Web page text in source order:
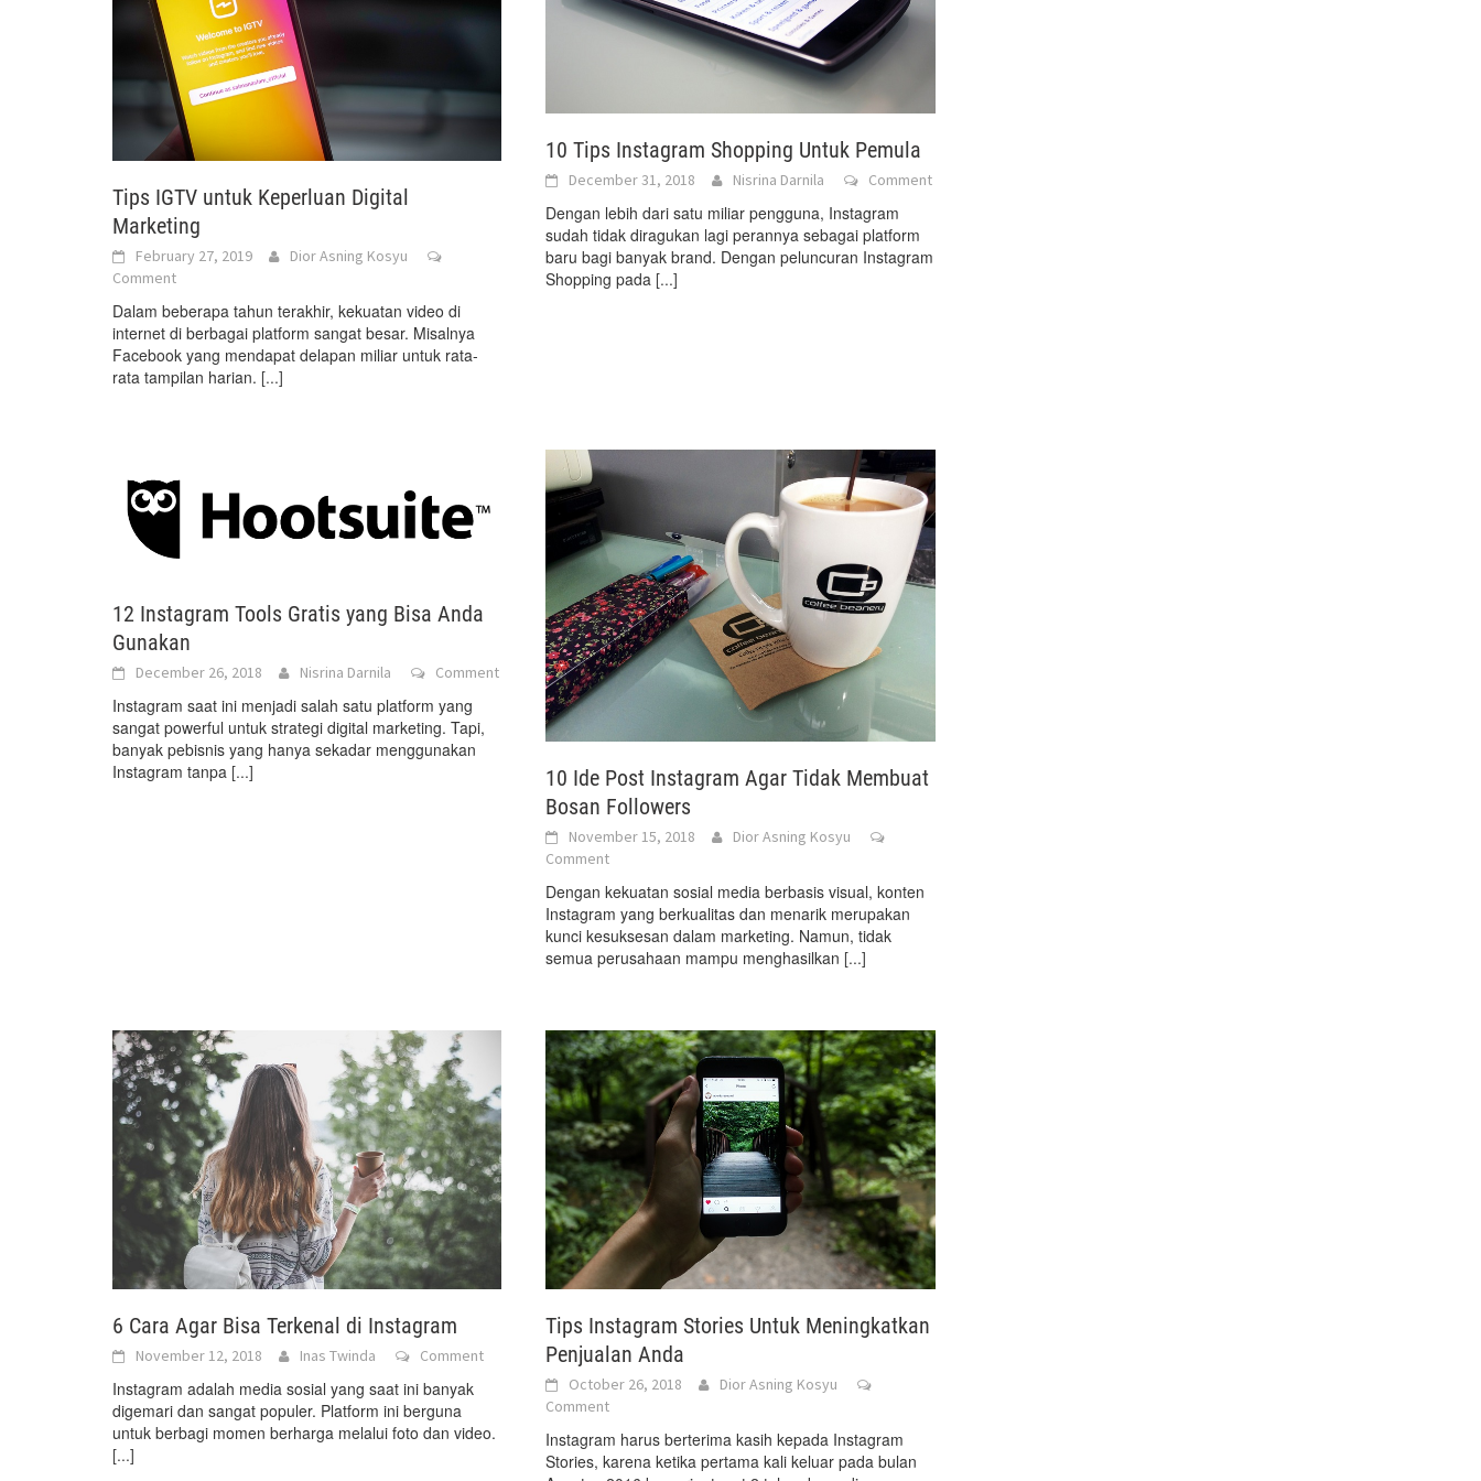
Tips IGTV untuk Keperluan Digital
Marketing
February 27, 2019
Dior Asning Kosyu
Comment
Dalam beberapa tahun terakhir, kekuatan video di
internet di berbagai platform sangat besar. Misalnya
Facebook yang mendapat delapan miliar untuk rata-
rata tampilan harian. [...]
10 Tips Instagram Shopping Untuk Pemula
December 31, 2018 Nisrina Darnila Comment
Dengan lebih dari satu miliar pengguna, Instagram
sudah tidak diragukan lagi perannya sebagai platform
baru bagi banyak brand. Dengan peluncuran Instagram
Shopping pada [...]
12 Instagram Tools Gratis yang Bisa Anda
Gunakan
December 26, 2018 Nisrina Darnila Comment
Instagram saat ini menjadi salah satu platform yang
sangat powerful untuk strategi digital marketing. Tapi,
banyak pebisnis yang hanya sekadar menggunakan
Instagram tanpa [...]
10 Ide Post Instagram Agar Tidak Membuat
Bosan Followers
November 15, 2018
Dior Asning Kosyu
Comment
Dengan kekuatan sosial media berbasis visual, konten
Instagram yang berkualitas dan menarik merupakan
kunci kesuksesan dalam marketing. Namun, tidak
semua perusahaan mampu menghasilkan [...]
6 Cara Agar Bisa Terkenal di Instagram
November 12, 2018 Inas Twinda Comment
Instagram adalah media sosial yang saat ini banyak
digemari dan sangat populer. Platform ini berguna
untuk berbagi momen berharga melalui foto dan video.
[...]
Tips Instagram Stories Untuk Meningkatkan
Penjualan Anda
October 26, 2018
Dior Asning Kosyu
Comment
Instagram harus berterima kasih kepada Instagram
Stories, karena ketika pertama kali keluar pada bulan